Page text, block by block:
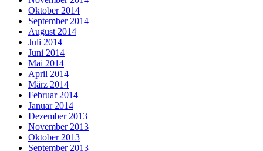
Oktober 2014
September 2014
August 2014
Juli 2014
Juni 2014
Mai 2014
April 2014
März 2014
Februar 2014
Januar 2014
Dezember 2013
November 2013
Oktober 2013
September 2013